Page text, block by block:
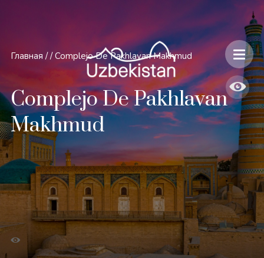
Главная / / Complejo De Pakhlavan Makhmud
Complejo De Pakhlavan
Makhmud